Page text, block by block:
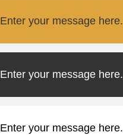
Enter your message here.
Enter your message here.
Enter your message here.